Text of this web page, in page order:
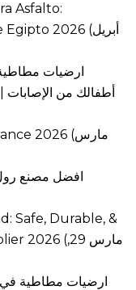
Asfalto:
Egipto 2026 (أبريل
ارضيات
أطفالك من الإصابات |
2026 (مارس
افضل مصنع
Safe, Durable, &
2026 (مارس 29,
ارضيات مطاطية